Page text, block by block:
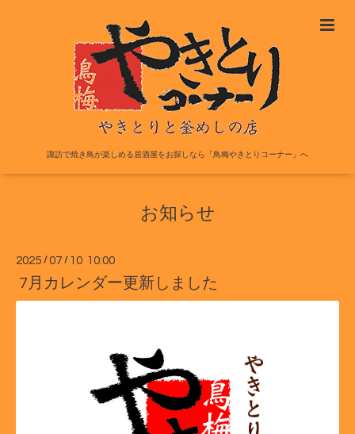
諏訪で焼き鳥が楽しめる居酒屋をお探しなら「鳥梅やきとりコーナー」へ
お知らせ
2025 /07 / 10 10:00
7月カレンダー更新しました